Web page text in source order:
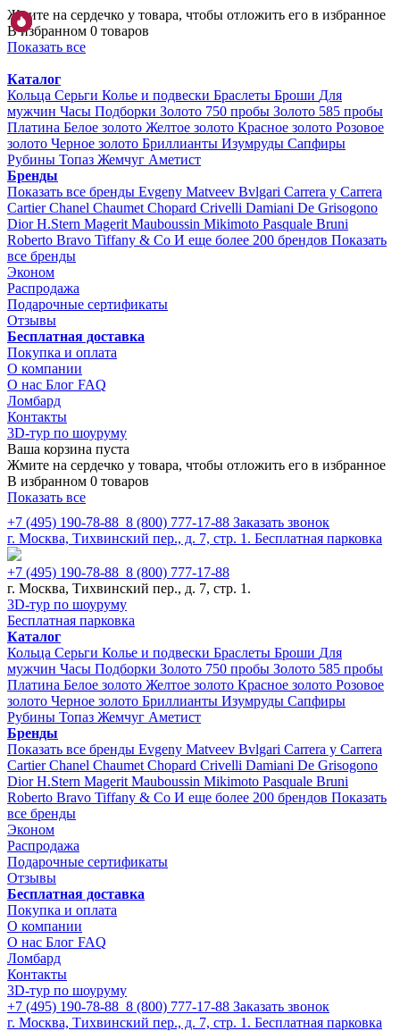
Жмите на сердечко у товара, чтобы отложить его в избранное
В избранном 0 товаров
Показать все
Каталог
Кольца Серьги Колье и подвески Браслеты Броши Для
мужчин Часы Подборки Золото 750 пробы Золото 585 пробы
Платина Белое золото Желтое золото Красное золото Розовое
золото Черное золото Бриллианты Изумруды Сапфиры
Рубины Топаз Жемчуг Аметист
Бренды
Показать все бренды Evgeny Matveev Bvlgari Carrera y Carrera
CartierChanel Chaumet Chopard Crivelli Damiani De Grisogono
DiorH.Stern Magerit Mauboussin Mikimoto Pasquale Bruni
Roberto Bravo Tiffany & Co И еще более 200 брендов Показать
все бренды
Эконом
Распродажа
Подарочные сертификаты
Отзывы
Бесплатная доставка
Покупка и оплата
О компании
О нас Блог FAQ
Ломбард
Контакты
3D-тур по шоуруму
Ваша корзина пуста
Жмите на сердечко у товара, чтобы отложить его в избранное
В избранном 0 товаров
Показать все
+7 (495) 190-78-88 8 (800) 777-17-88 Заказать звонок
г. Москва, Тихвинский пер., д. 7, стр. 1. Бесплатная парковка
+7 (495) 190-78-88 8 (800) 777-17-88
г. Москва, Тихвинский пер., д. 7, стр. 1.
3D-тур по шоуруму
Бесплатная парковка
Каталог
Кольца Серьги Колье и подвески Браслеты Броши Для
мужчин Часы Подборки Золото 750 пробы Золото 585 пробы
Платина Белое золото Желтое золото Красное золото Розовое
золото Черное золото Бриллианты Изумруды Сапфиры
Рубины Топаз Жемчуг Аметист
Бренды
Показать все бренды Evgeny Matveev Bvlgari Carrera y Carrera
CartierChanel Chaumet Chopard Crivelli Damiani De Grisogono
DiorH.Stern Magerit Mauboussin Mikimoto Pasquale Bruni
Roberto Bravo Tiffany & Co И еще более 200 брендов Показать
все бренды
Эконом
Распродажа
Подарочные сертификаты
Отзывы
Бесплатная доставка
Покупка и оплата
О компании
О нас Блог FAQ
Ломбард
Контакты
3D-тур по шоуруму
+7 (495) 190-78-88 8 (800) 777-17-88 Заказать звонок
г. Москва, Тихвинский пер., д. 7, стр. 1. Бесплатная парковка